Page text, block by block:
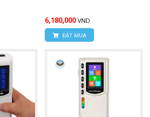
6,180,000 VND
ĐẶT MUA